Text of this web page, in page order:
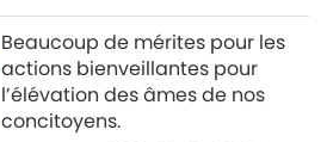
vie.
Beaucoup de mérites pour les
actions bienveillantes pour
l’élévation des âmes de nos
concitoyens.